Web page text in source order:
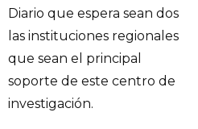
Diario que espera sean dos
las instituciones regionales
que sean el principal
soporte de este centro de
investigación.